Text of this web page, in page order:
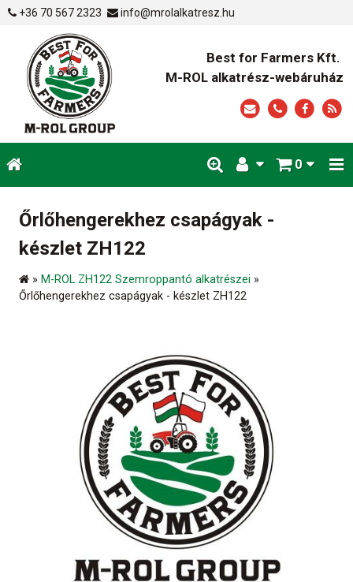
+36 70 567 2323 info@mrolalkatresz.hu
Best for Farmers Kft.
M-ROL alkatrész-webáruház
0
Őrlőhengerekhez csapágyak -
készlet ZH122
» M-ROL ZH122 Szemroppantó alkatrészei »
Őrlőhengerekhez csapágyak - készlet ZH122